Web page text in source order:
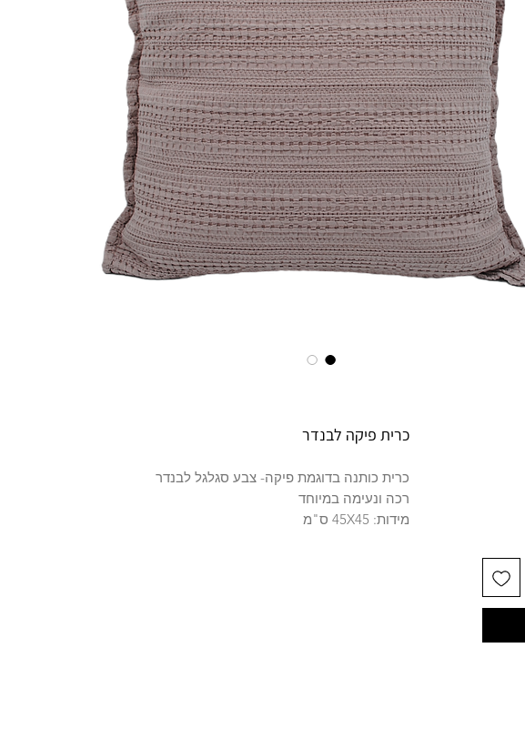
כרית פיקה לבנדר
כרית כותנה בדוגמת פיקה- צבע סגלגל לבנדר
רכה ונעימה במיוחד
מידות: 45X45 ס"מ